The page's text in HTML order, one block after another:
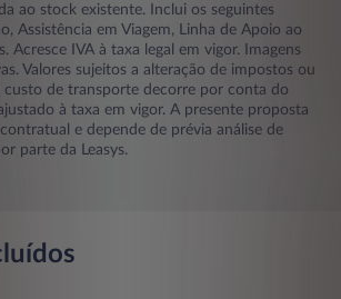
ao stock existente. Inclui os seguintes
Assistência em Viagem, Linha de Apoio ao
Acresce IVA à taxa legal em vigor. Imagens
Valores sujeitos a alteração de impostos ou
custo de transporte decorre por conta do
à taxa em vigor. A presente proposta
e depende de prévia análise de
parte da Leasys.